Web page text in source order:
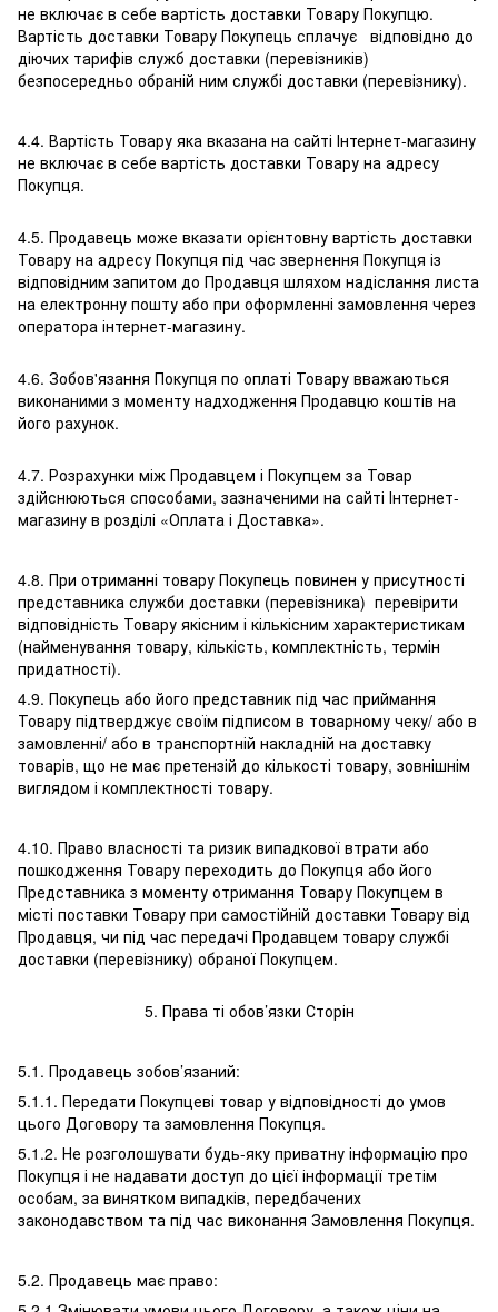
не включає в себе вартість доставки Товару Покупцю.
Вартість доставки Товару Покупець сплачує відповідно до
діючих тарифів служб доставки (перевізників)
безпосередньо обраній ним службі доставки (перевізнику).
4.4. Вартість Товару яка вказана на сайті Інтернет-магазину
не включає в себе вартість доставки Товару на адресу
Покупця.
4.5. Продавець може вказати орієнтовну вартість доставки
Товару на адресу Покупця під час звернення Покупця із
відповідним запитом до Продавця шляхом надіслання листа
на електронну пошту або при оформленні замовлення через
оператора інтернет-магазину.
4.6. Зобов'язання Покупця по оплаті Товару вважаються
виконаними з моменту надходження Продавцю коштів на
його рахунок.
4.7. Розрахунки між Продавцем і Покупцем за Товар
здійснюються способами, зазначеними на сайті Інтернет-
магазину в розділі «Оплата і Доставка».
4.8. При отриманні товару Покупець повинен у присутності
представника служби доставки (перевізника) перевірити
відповідність Товару якісним і кількісним характеристикам
(найменування товару, кількість, комплектність, термін
придатності).
4.9. Покупець або його представник під час приймання
Товару підтверджує своїм підписом в товарному чеку/ або в
замовленні/ або в транспортній накладній на доставку
товарів, що не має претензій до кількості товару, зовнішнім
виглядом і комплектності товару.
4.10. Право власності та ризик випадкової втрати або
пошкодження Товару переходить до Покупця або його
Представника з моменту отримання Товару Покупцем в
місті поставки Товару при самостійній доставки Товару від
Продавця, чи під час передачі Продавцем товару службі
доставки (перевізнику) обраної Покупцем.
5. Права ті обов’язки Сторін
5.1. Продавець зобов’язаний:
5.1.1. Передати Покупцеві товар у відповідності до умов
цього Договору та замовлення Покупця.
5.1.2. Не розголошувати будь-яку приватну інформацію про
Покупця і не надавати доступ до цієї інформації третім
особам, за винятком випадків, передбачених
законодавством та під час виконання Замовлення Покупця.
5.2. Продавець має право: